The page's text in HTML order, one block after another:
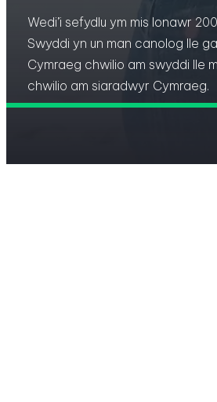
Wedi’i sefydlu ym mis Ionawr
Swyddi yn un man canolog lle
Cymraeg chwilio am swyddi lle
chwilio am siaradwyr Cymraeg.